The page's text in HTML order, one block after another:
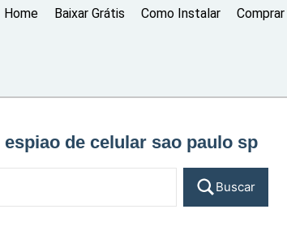
Home Baixar Grátis Como Instalar Comprar
espiao de celular sao paulo sp
Buscar